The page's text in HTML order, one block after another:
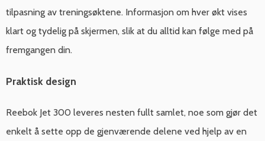
tilpasning av treningsøktene. Informasjon om hver økt vises
klart og tydelig på skjermen, slik at du alltid kan følge med på
fremgangen din.
Praktisk design
Reebok Jet 300 leveres nesten fullt samlet, noe som gjør det
enkelt å sette opp de gjenværende delene ved hjelp av en